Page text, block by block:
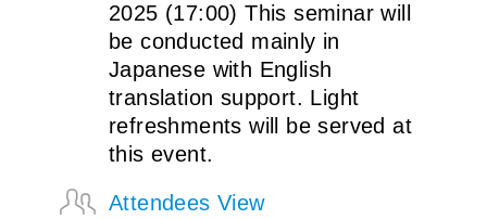
2025 (17:00) This seminar will
be conducted mainly in
Japanese with English
translation support. Light
refreshments will be served at
this event.
Attendees View